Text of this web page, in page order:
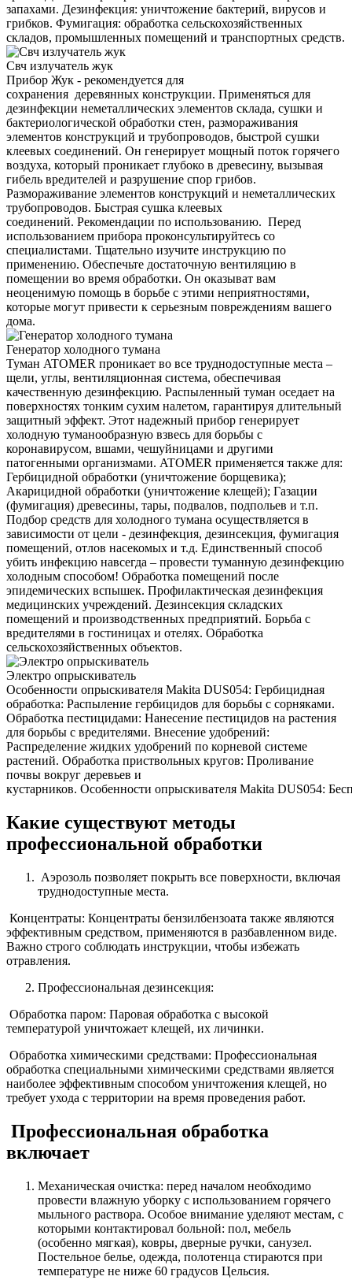
запахами. Дезинфекция: уничтожение бактерий, вирусов и
грибков. Фумигация: обработка сельскохозяйственных
складов, промышленных помещений и транспортных средств.
Свч излучатель жук
Прибор Жук - рекомендуется для
сохранения деревянных конструкции. Применяться для
дезинфекции неметаллических элементов склада, сушки и
бактериологической обработки стен, размораживания
элементов конструкций и трубопроводов, быстрой сушки
клеевых соединений. Он генерирует мощный поток горячего
воздуха, который проникает глубоко в древесину, вызывая
гибель вредителей и разрушение спор грибов.
Размораживание элементов конструкций и неметаллических
трубопроводов. Быстрая сушка клеевых
соединений. Рекомендации по использованию. Перед
использованием прибора проконсультируйтесь со
специалистами. Тщательно изучите инструкцию по
применению. Обеспечьте достаточную вентиляцию в
помещении во время обработки. Он оказыват вам
неоценимую помощь в борьбе с этими неприятностями,
которые могут привести к серьезным повреждениям вашего
дома.
Генератор холодного тумана
Туман ATOMER проникает во все труднодоступные места –
щели, углы, вентиляционная система, обеспечивая
качественную дезинфекцию. Распыленный туман оседает на
поверхностях тонким сухим налетом, гарантируя длительный
защитный эффект. Этот надежный прибор генерирует
холодную туманообразную взвесь для борьбы с
коронавирусом, вшами, чешуйницами и другими
патогенными организмами. ATOMER применяется также для:
Гербицидной обработки (уничтожение борщевика);
Акарицидной обработки (уничтожение клещей); Газации
(фумигация) древесины, тары, подвалов, подпольев и т.п.
Подбор средств для холодного тумана осуществляется в
зависимости от цели - дезинфекция, дезинсекция, фумигация
помещений, отлов насекомых и т.д. Единственный способ
убить инфекцию навсегда – провести туманную дезинфекцию
холодным способом! Обработка помещений после
эпидемических вспышек. Профилактическая дезинфекция
медицинских учреждений. Дезинсекция складских
помещений и производственных предприятий. Борьба с
вредителями в гостиницах и отелях. Обработка
сельскохозяйственных объектов.
Электро опрыскиватель
Особенности опрыскивателя Makita DUS054: Гербицидная
обработка: Распыление гербицидов для борьбы с сорняками.
Обработка пестицидами: Нанесение пестицидов на растения
для борьбы с вредителями. Внесение удобрений:
Распределение жидких удобрений по корневой системе
растений. Обработка приствольных кругов: Проливание
почвы вокруг деревьев и
кустарников. Особенности опрыскивателя Makita DUS054:
Какие существуют методы
профессиональной обработки
Аэрозоль позволяет покрыть все поверхности, включая
труднодоступные места.
Концентраты: Концентраты бензилбензоата также являются
эффективным средством, применяются в разбавленном виде.
Важно строго соблюдать инструкции, чтобы избежать
отравления.
Профессиональная дезинсекция:
Обработка паром: Паровая обработка с высокой
температурой уничтожает клещей, их личинки.
Обработка химическими средствами: Профессиональная
обработка специальными химическими средствами является
наиболее эффективным способом уничтожения клещей, но
требует ухода с территории на время проведения работ.
Профессиональная обработка
включает
Механическая очистка: перед началом необходимо
провести влажную уборку с использованием горячего
мыльного раствора. Особое внимание уделяют местам, с
которыми контактировал больной: пол, мебель
(особенно мягкая), ковры, дверные ручки, санузел.
Постельное белье, одежда, полотенца стираются при
температуре не ниже 60 градусов Цельсия.